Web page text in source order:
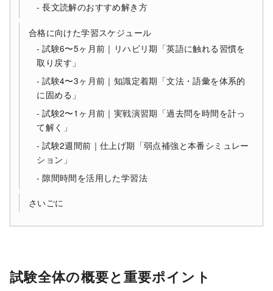
長文読解のおすすめ解き方
合格に向けた学習スケジュール
試験6〜5ヶ月前｜リハビリ期「英語に触れる習慣を
取り戻す」
試験4〜3ヶ月前｜知識定着期「文法・語彙を体系的
に固める」
試験2〜1ヶ月前｜実戦演習期「過去問を時間を計っ
て解く」
試験2週間前｜仕上げ期「弱点補強と本番シミュレー
ション」
隙間時間を活用した学習法
さいごに
試験全体の概要と重要ポイント